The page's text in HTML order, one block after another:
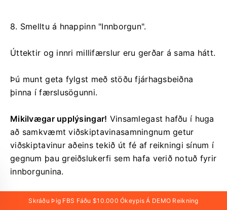
8. Smelltu á hnappinn "Innborgun".
Úttektir og innri millifærslur eru gerðar á sama hátt.
Þú munt geta fylgst með stöðu fjárhagsbeiðna
þinna í færslusögunni.
Mikilvægar upplýsingar! Vinsamlegast hafðu í huga
að samkvæmt viðskiptavinasamningnum getur
viðskiptavinur aðeins tekið út fé af reikningi sínum í
gegnum þau greiðslukerfi sem hafa verið notuð fyrir
innborgunina.
Vinsamlegast athugið að til að leggja inn í FBS forrit
Skráðu Þig FBS Fáðu $10.000 Ókeypis Á DEMO Reikning